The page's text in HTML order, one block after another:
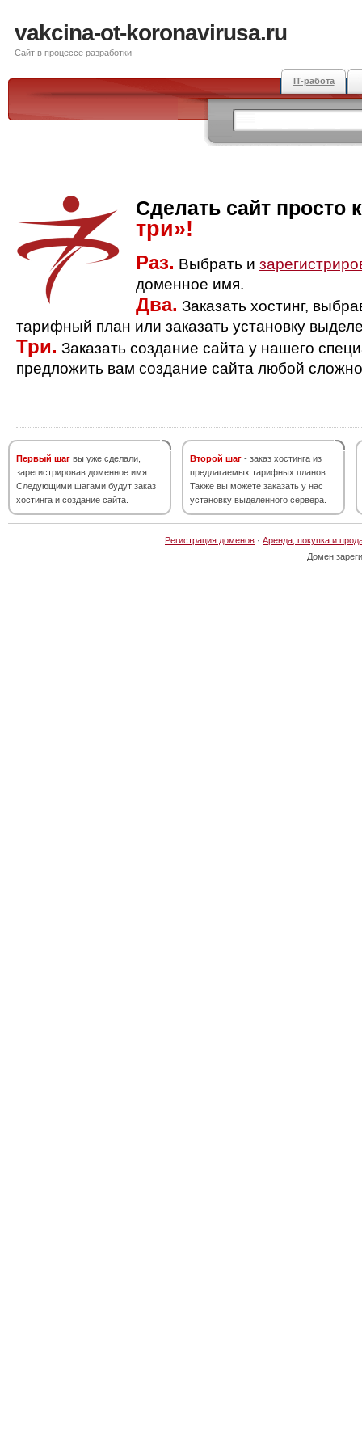
vakcina-ot-koronavirusa.ru
Сайт в процессе разработки
IT-работа
Сделать сайт просто
три»!
Раз. Выбрать и
доменное имя.
Два. Заказать хостинг,
тарифный план или заказать установку
Три. Заказать создание сайта у нашего
предложить вам создание сайта любой
Первый шаг вы уже сделали,
зарегистрировав доменное имя.
Следующими шагами будут заказ
хостинга и создание сайта.
Второй шаг - заказ хостинга из
предлагаемых тарифных планов.
Также вы можете заказать у нас
установку выделенного сервера.
Регистрация доменов · Аренда, покупка и
Домен